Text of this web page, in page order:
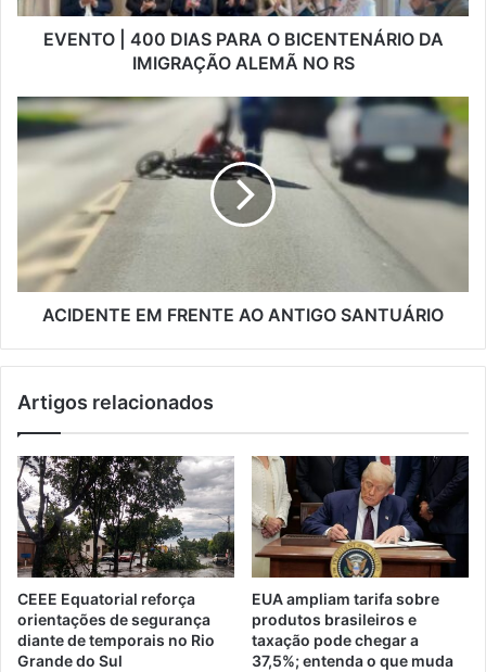
EVENTO | 400 DIAS PARA O BICENTENÁRIO DA
IMIGRAÇÃO ALEMÃ NO RS
ACIDENTE EM FRENTE AO ANTIGO SANTUÁRIO
Artigos relacionados
CEEE Equatorial reforça
orientações de segurança
diante de temporais no Rio
Grande do Sul
EUA ampliam tarifa sobre
produtos brasileiros e
taxação pode chegar a
37,5%; entenda o que muda